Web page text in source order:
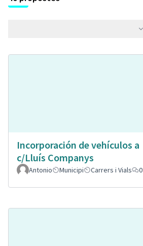
Incorporación de vehículos a
c/Lluís Companys
Antonio Municipi Carrers i Vials 0